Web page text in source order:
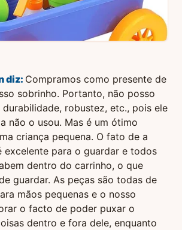
diz: Compramos como presente de
sobrinho. Portanto, não posso
robustez, etc., pois ele
não o usou. Mas é um ótimo
criança pequena. O fato de a
excelente para o guardar e todos
dentro do carrinho, o que
guardar. As peças são todas de
mãos pequenas e o nosso
o facto de poder puxar o
dentro e fora dele, enquanto